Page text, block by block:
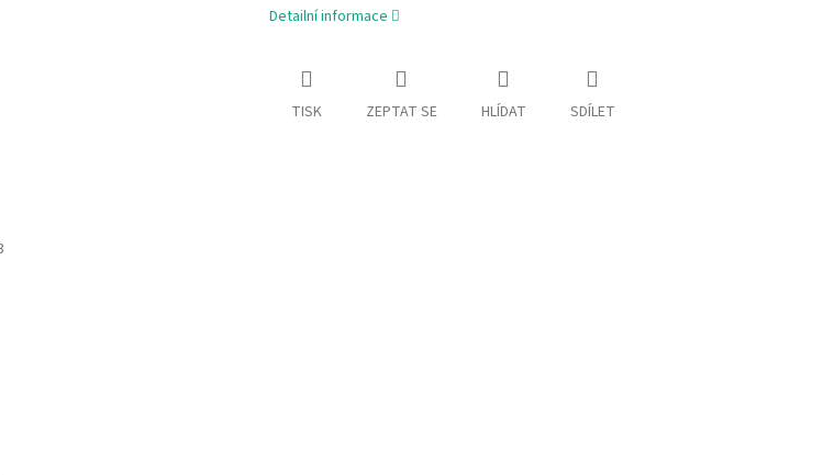
Detailní informace
TISK ZEPTAT SE HLÍDAT SDÍLET